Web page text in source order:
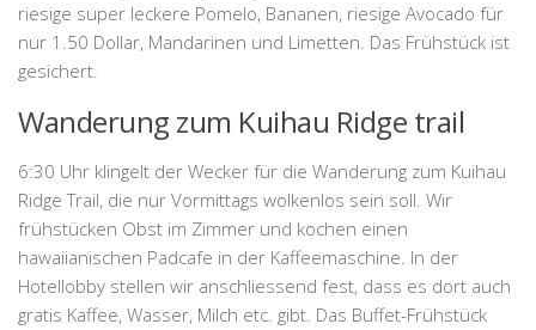
riesige super leckere Pomelo, Bananen, riesige Avocado für
nur 1.50 Dollar, Mandarinen und Limetten. Das Frühstück ist
gesichert.
Wanderung zum Kuihau Ridge trail
6:30 Uhr klingelt der Wecker für die Wanderung zum Kuihau
RidgeTrail, die nur Vormittags wolkenlos sein soll. Wir
frühstücken Obst im Zimmer und kochen einen
hawaiianischen Padcafe in der Kaffeemaschine. In der
Hotellobby stellen wir anschliessend fest, dass es dort auch
gratis Kaffee, Wasser, Milch etc. gibt. Das Buffet-Frühstück